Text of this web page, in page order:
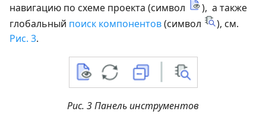
навигацию по схеме проекта (символ
), а также
глобальный поиск компонентов(символ
), см.
Рис. 3.
Рис. 3 Панель инструментов